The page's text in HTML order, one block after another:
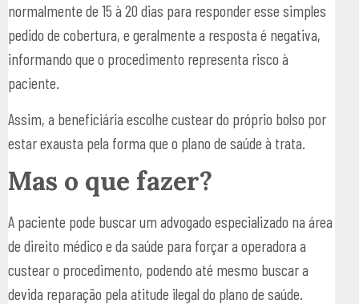
normalmente de 15 à 20 dias para responder esse simples
pedido de cobertura, e geralmente a resposta é negativa,
informando que o procedimento representa risco à
paciente.
Assim, a beneficiária escolhe custear do próprio bolso por
estar exausta pela forma que o plano de saúde à trata.
Mas o que fazer?
A paciente pode buscar um advogado especializado na área
de direito médico e da saúde para forçar a operadora a
custear o procedimento, podendo até mesmo buscar a
devida reparação pela atitude ilegal do plano de saúde.